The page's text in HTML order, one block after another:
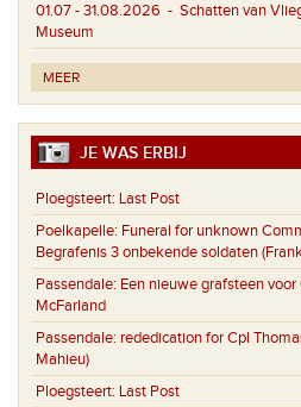
01.07 - 31.08.2026 - Schatten van
Museum
MEER
JE WAS ERBIJ
Ploegsteert: Last Post
Poelkapelle: Funeral for unknown
Begrafenis 3 onbekende soldaten
Passendale: Een nieuwe grafsteen
McFarland
Passendale: rededication for Cpl
Mahieu)
Ploegsteert: Last Post